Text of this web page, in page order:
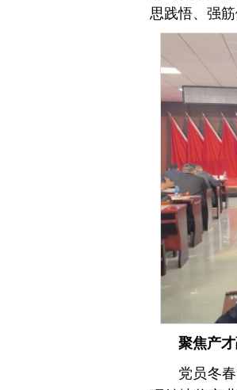
思践悟、强筋
聚焦产
党员冬